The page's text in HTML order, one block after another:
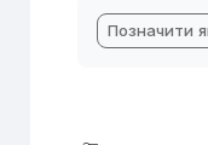
Позначити